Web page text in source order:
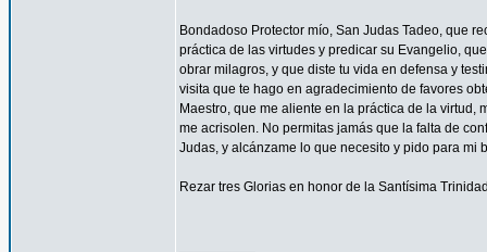
Bondadoso Protector mío, San Judas Tadeo, que
práctica de las virtudes y predicar su Evangelio,
obrar milagros, y que diste tu vida en defensa y
visita que te hago en agradecimiento de favores
Maestro, que me aliente en la práctica de la
me acrisolen. No permitas jamás que la falta de
Judas, y alcánzame lo que necesito y pido para mi
Rezar tres Glorias en honor de la Santísima